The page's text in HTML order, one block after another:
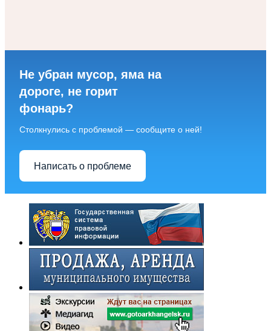
Не убран мусор, яма на
дороге, не горит
фонарь?
Столкнулись с проблемой — сообщите о ней!
Написать о проблеме